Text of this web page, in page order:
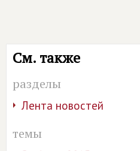
См. также
разделы
Лента новостей
темы